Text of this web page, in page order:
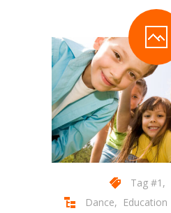
Tag #1 ,
Dance, Education